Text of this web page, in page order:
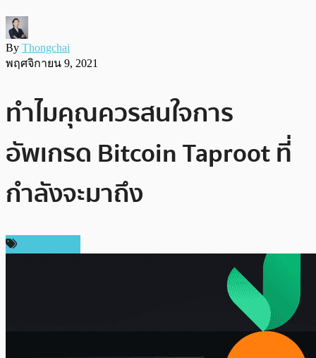
By Thongchai
พฤศจิกายน 9, 2021
ทำไมคุณควรสนใจการ
อัพเกรด Bitcoin Taproot ที่
กำลังจะมาถึง